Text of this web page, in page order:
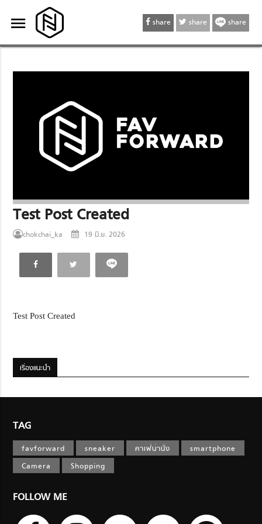
menu
menu share share share
Test Post Created
chokchai_ka 19 มิ.ย. 2026
Test Post Created
เรื่องแนะนำ
TAG
favforward sneaker คาเฟ่น่านั่ง
smartphone
Camera
Shopping
FOLLOW ME